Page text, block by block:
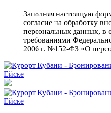
Заполняя настоящую
согласие на обработку
персональных данных, в
требованиями
2006 г. №152-ФЗ «О